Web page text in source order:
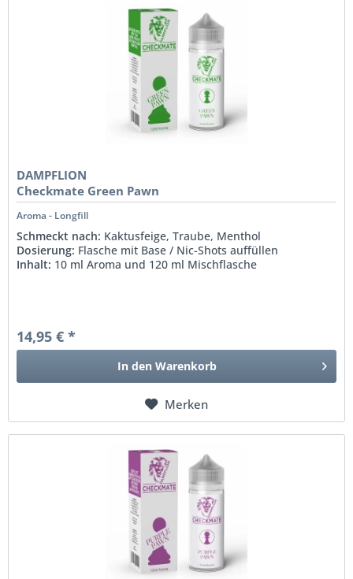
DAMPFLION
Checkmate Green Pawn
Aroma - Longfill
Schmeckt nach: Kaktusfeige, Traube, Menthol
Dosierung: Flasche mit Base / Nic-Shots auffüllen
Inhalt: 10 ml Aroma und 120 ml Mischflasche
14,95 € *
In den Warenkorb
Merken